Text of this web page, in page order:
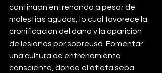
continúan entrenando a pesar de
molestias agudas, lo cual favorece la
cronificación del daño y la aparición
de lesiones por sobreuso. Fomentar
una cultura de entrenamiento
consciente, donde el atleta sepa